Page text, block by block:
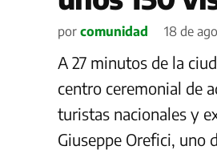
por comunidad 18 de
A 27 minutos de la
centro ceremonial de
turistas nacionales y
Giuseppe Orefici, uno